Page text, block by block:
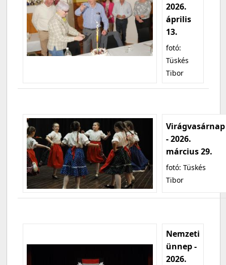
2026.
április
13.
fotó:
Tüskés
Tibor
Virágvasárnap
- 2026.
március 29.
fotó: Tüskés
Tibor
Nemzeti
ünnep -
2026.